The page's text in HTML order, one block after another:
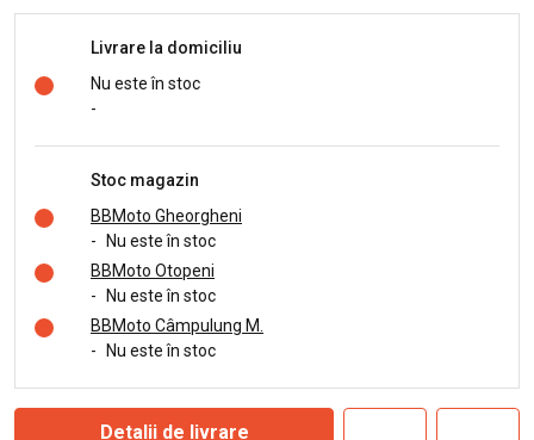
Livrare la domiciliu
Nu este în stoc
-
Stoc magazin
BBMoto Gheorgheni
-
Nu este în stoc
BBMoto Otopeni
-
Nu este în stoc
BBMoto Câmpulung M.
-
Nu este în stoc
Detalii de livrare